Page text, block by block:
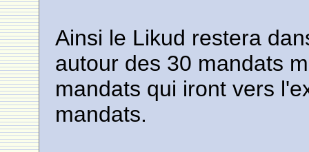
Ainsi le Likud restera
autour des 30 mandats
mandats qui iront vers
mandats.